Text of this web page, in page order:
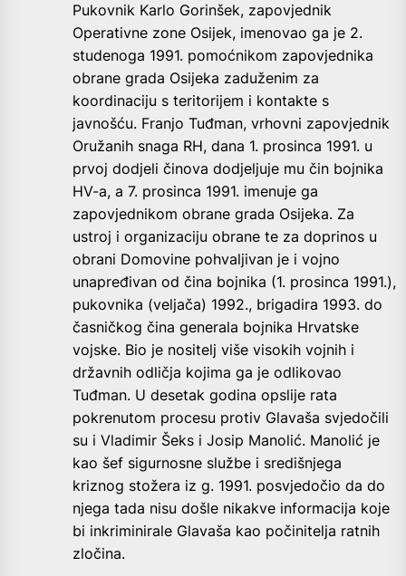
Pukovnik Karlo Gorinšek, zapovjednik
Operativne zone Osijek, imenovao ga je 2.
studenoga 1991. pomoćnikom zapovjednika
obrane grada Osijeka zaduženim za
koordinaciju s teritorijem i kontakte s
javnošću. Franjo Tuđman, vrhovni zapovjednik
Oružanih snaga RH, dana 1. prosinca 1991. u
prvoj dodjeli činova dodjeljuje mu čin bojnika
HV-a, a 7. prosinca 1991. imenuje ga
zapovjednikom obrane grada Osijeka. Za
ustroj i organizaciju obrane te za doprinos u
obrani Domovine pohvaljivan je i vojno
unapređivan od čina bojnika (1. prosinca 1991.),
pukovnika (veljača) 1992., brigadira 1993. do
časničkog čina generala bojnika Hrvatske
vojske. Bio je nositelj više visokih vojnih i
državnih odličja kojima ga je odlikovao
Tuđman. U desetak godina opslije rata
pokrenutom procesu protiv Glavaša svjedočili
su i Vladimir Šeks i Josip Manolić. Manolić je
kao šef sigurnosne službe i središnjega
kriznog stožera iz g. 1991. posvjedočio da do
njega tada nisu došle nikakve informacija koje
bi inkriminirale Glavaša kao počinitelja ratnih
zločina.